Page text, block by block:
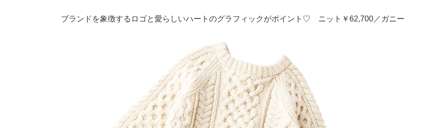
ブランドを象徴するロゴと愛らしいハートのグラフィックがポイント♡ ニット￥62,700／ガニー